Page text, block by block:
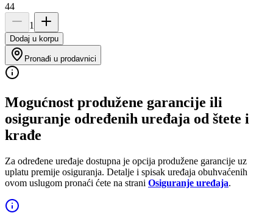
44
1
Dodaj u korpu
Pronađi u prodavnici
Mogućnost produžene garancije ili
osiguranje određenih uređaja od štete i
krađe
Za određene uređaje dostupna je opcija produžene garancije uz
uplatu premije osiguranja. Detalje i spisak uređaja obuhvaćenih
ovom uslugom pronaći ćete na strani Osiguranje uređaja.